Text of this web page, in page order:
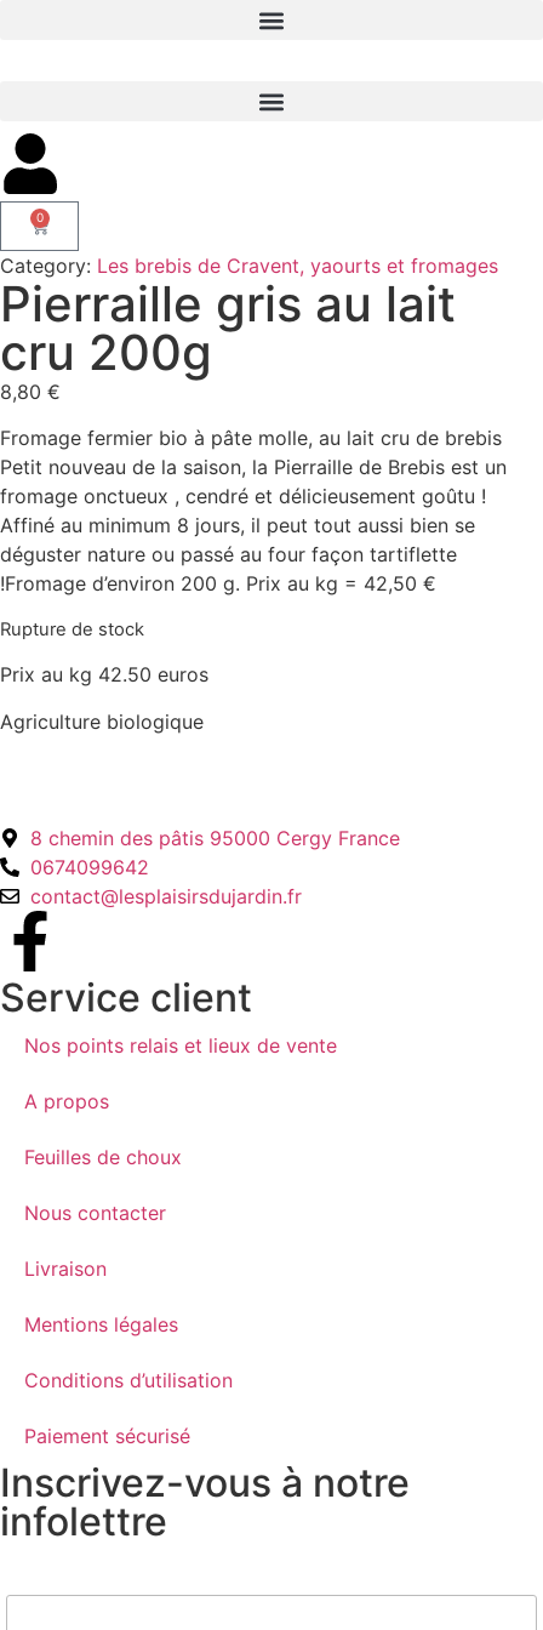
0
Category: Les brebis de Cravent, yaourts et fromages
Pierraille gris au lait
cru 200g
8,80 €
Fromage fermier bio à pâte molle, au lait cru de brebis
Petit nouveau de la saison, la Pierraille de Brebis est un
fromage onctueux , cendré et délicieusement goûtu !
Affiné au minimum 8 jours, il peut tout aussi bien se
déguster nature ou passé au four façon tartiflette
!Fromage d’environ 200 g. Prix au kg = 42,50 €
Rupture de stock
Prix au kg 42.50 euros
Agriculture biologique
8 chemin des pâtis 95000 Cergy France
0674099642
contact@lesplaisirsdujardin.fr
Service client
Nos points relais et lieux de vente
A propos
Feuilles de choux
Nous contacter
Livraison
Mentions légales
Conditions d’utilisation
Paiement sécurisé
Inscrivez-vous à notre
infolettre